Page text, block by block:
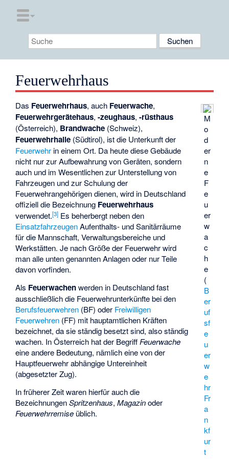
Feuerwehrhaus
M
o
d
er
n
e
F
e
u
er
w
a
c
h
e
(
B
er
uf
sf
e
u
er
w
e
hr
Fr
a
n
kf
ur
t
Das Feuerwehrhaus, auch Feuerwache,
Feuerwehrgerätehaus,-zeughaus,-rüsthaus
(Österreich), Brandwache (Schweiz),
Feuerwehrhalle (Südtirol), ist die Unterkunft der
Feuerwehr in einem Ort. Da heute diese Gebäude
nicht nur zur Aufbewahrung von Geräten, sondern
auch und im Wesentlichen zur Unterstellung von
Fahrzeugen und zur Schulung der
Feuerwehrangehörigen dienen, wird in Deutschland
offiziell die Bezeichnung Feuerwehrhaus
verwendet.[3] Es beherbergt neben den
EinsatzfahrzeugenAufenthalts- und Sanitärräume
für die Mannschaft, Verwaltungsbereiche und
Werkstätten. Je nach Größe der Feuerwehr wird
man alle unten genannten Anlagen oder nur Teile
davon vorfinden.
Als Feuerwachenwerden in Deutschland fast
ausschließlich die Feuerwehrunterkünfte bei den
Berufsfeuerwehren (BF) oder Freiwilligen
Feuerwehren (FF) mit hauptamtlichen Kräften
bezeichnet, da sie ständig besetzt sind, also ständig
wachen. In Österreich hat der Begriff Feuerwache
eine andere Bedeutung, nämlich eine von der
Hauptfeuerwehr abhängige Untereinheit
(abgesetzter Zug).
In früherer Zeit waren hierfür auch die
BezeichnungenSpritzenhaus,Magazinoder
Feuerwehrremise üblich.